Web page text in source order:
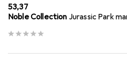
EUR
53,37
Noble Collection Jurassic Park